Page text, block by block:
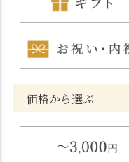
価格から選ぶ